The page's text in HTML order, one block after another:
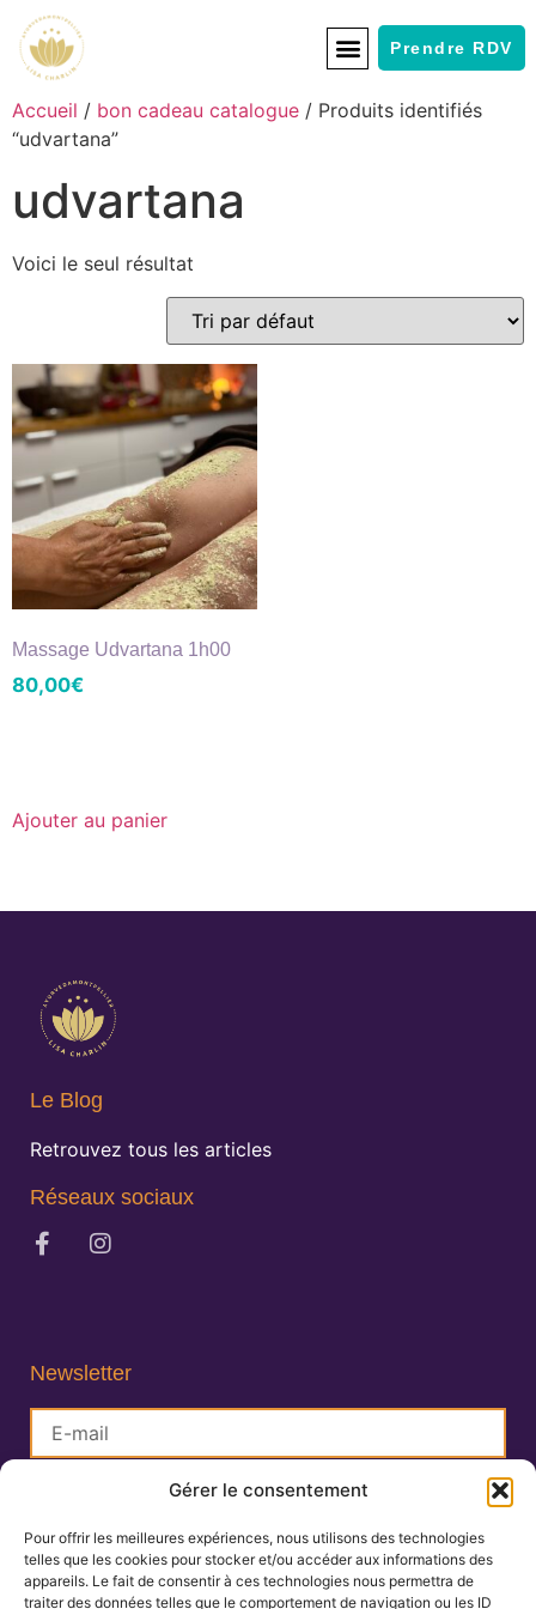
Gérer le consentement
Pour offrir les meilleures expériences, nous utilisons des technologies
telles que les cookies pour stocker et/ou accéder aux informations des
appareils. Le fait de consentir à ces technologies nous permettra de
traiter des données telles que le comportement de navigation ou les ID
Prendre RDV
Accueil / bon cadeau catalogue / Produits identifiés
“udvartana”
udvartana
Voici le seul résultat
Massage Udvartana 1h00
80,00€
Ajouter au panier
Le Blog
Retrouvez tous les articles
Réseaux sociaux
Newsletter
S'inscrire
Lisa Charlin
Praticienne en Ayurveda